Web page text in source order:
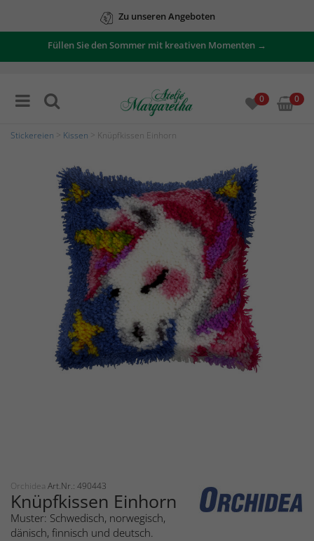
Zu unseren Angeboten
Füllen Sie den Sommer mit kreativen Momenten →
0 0
Stickereien Kissen > Knüpfkissen Einhorn
Orchidea Art.Nr.: 490443
Knüpfkissen Einhorn
Muster: Schwedisch, norwegisch,
dänisch, finnisch und deutsch.